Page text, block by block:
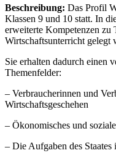
Beschreibung: Das Profil
Klassen 9 und 10 statt. In
erweiterte Kompetenzen zu
Wirtschaftsunterricht gelegt
Sie erhalten dadurch einen
Themenfelder:
– Verbraucherinnen und
Wirtschaftsgeschehen
– Ökonomisches und
– Die Aufgaben des Staates